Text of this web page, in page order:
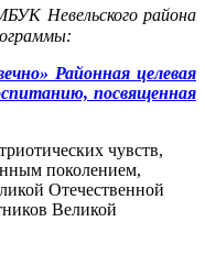
Невельского района
Районная целевая
посвященная
чувств,
поколением,
Отечественной
Великой